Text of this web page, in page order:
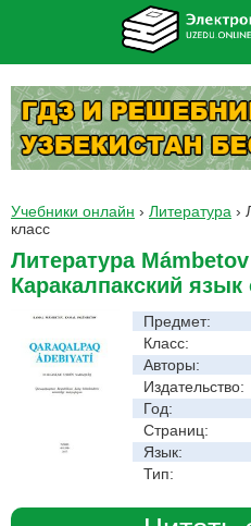
Учебники онлайн › Литература ›
класс
Литература
Каракалпакский язык
Предмет:
Класс:
Авторы:
Издательство:
Год:
Страниц:
Язык:
Тип: